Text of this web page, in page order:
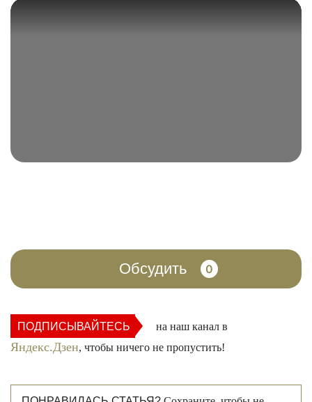
Обсудить 0
ПОДПИСЫВАЙТЕСЬ на наш канал в
Яндекс.Дзен, чтобы ничего не пропустить!